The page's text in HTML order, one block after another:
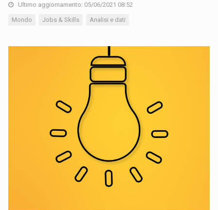
Ultimo aggiornamento: 05/06/2021 08:52
Mondo Jobs & Skills Analisi e dati